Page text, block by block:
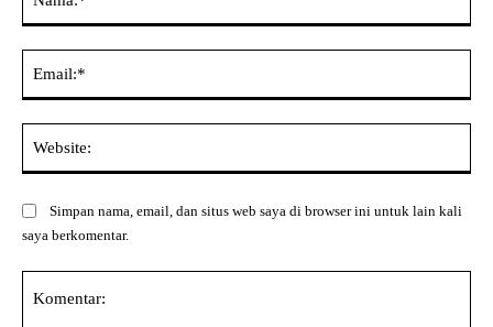
Simpan nama, email, dan situs web saya di browser ini untuk lain kali
saya berkomentar.